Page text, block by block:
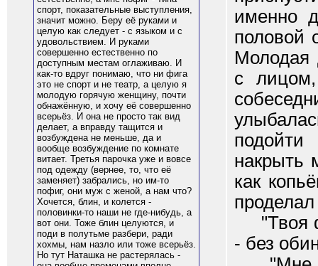
спорт, показательные выступления,
значит можно. Беру её руками и
целую как следует - с языком и с
удовольствием. И руками
совершенно естественно по
доступным местам оглаживаю. И
как-то вдруг понимаю, что ни фига
это не спорт и не театр, а целую я
молодую горячую женщину, почти
обнажённую, и хочу её совершенно
всерьёз. И она не просто так вид
делает, а вправду тащится и
возбуждена не меньше, да и
вообще возбуждение по комнате
витает. Третья парочка уже и вовсе
под одежду (вернее, то, что её
заменяет) забрались, но им-то
пофиг, они муж с женой, а нам что?
Хочется, блин, и колется -
половинки-то наши не где-нибудь, а
вот они. Тоже блин целуются, и
поди в полутьме разбери, ради
хохмы, нам назло или тоже всерьёз.
Но тут Наташка не растерялась -
именно
половой
Молодая
с
накрыть
как
"Твоя
- без